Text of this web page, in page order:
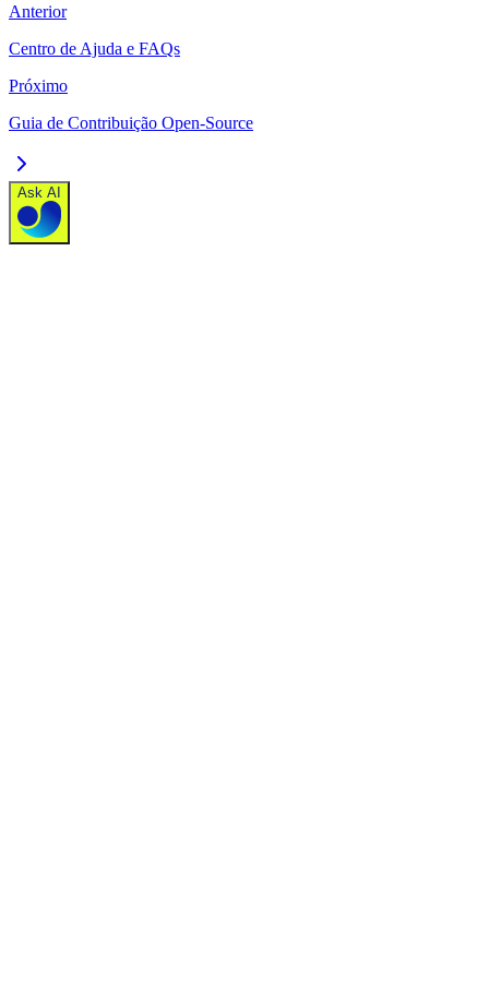
Anterior
Centro de Ajuda e FAQs
Próximo
Guia de Contribuição Open-Source
Ask AI